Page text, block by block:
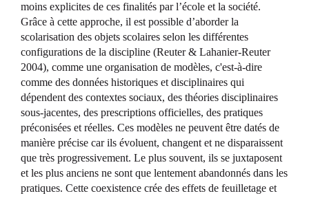
moins explicites de ces finalités par l’école et la société.
Grâce à cette approche, il est possible d’aborder la
scolarisation des objets scolaires selon les différentes
configurations de la discipline (Reuter & Lahanier-Reuter
2004), comme une organisation de modèles, c'est-à-dire
comme des données historiques et disciplinaires qui
dépendent des contextes sociaux, des théories disciplinaires
sous-jacentes, des prescriptions officielles, des pratiques
préconisées et réelles. Ces modèles ne peuvent être datés de
manière précise car ils évoluent, changent et ne disparaissent
que très progressivement. Le plus souvent, ils se juxtaposent
et les plus anciens ne sont que lentement abandonnés dans les
pratiques. Cette coexistence crée des effets de feuilletage et